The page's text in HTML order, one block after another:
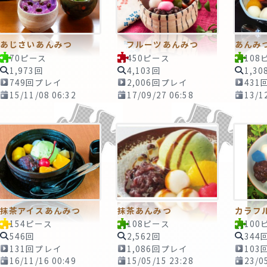
あじさいあんみつ
70ピース
1,973回
749回プレイ
15/11/08 06:32
フルーツあんみつ
450ピース
4,103回
2,006回プレイ
17/09/27 06:58
あんみ
108
431
13/
抹茶アイスあんみつ
154ピース
546回
131回プレイ
16/11/16 00:49
抹茶あんみつ
108ピース
2,562回
1,086回プレイ
15/05/15 23:28
カラフ
100
344
103
23/